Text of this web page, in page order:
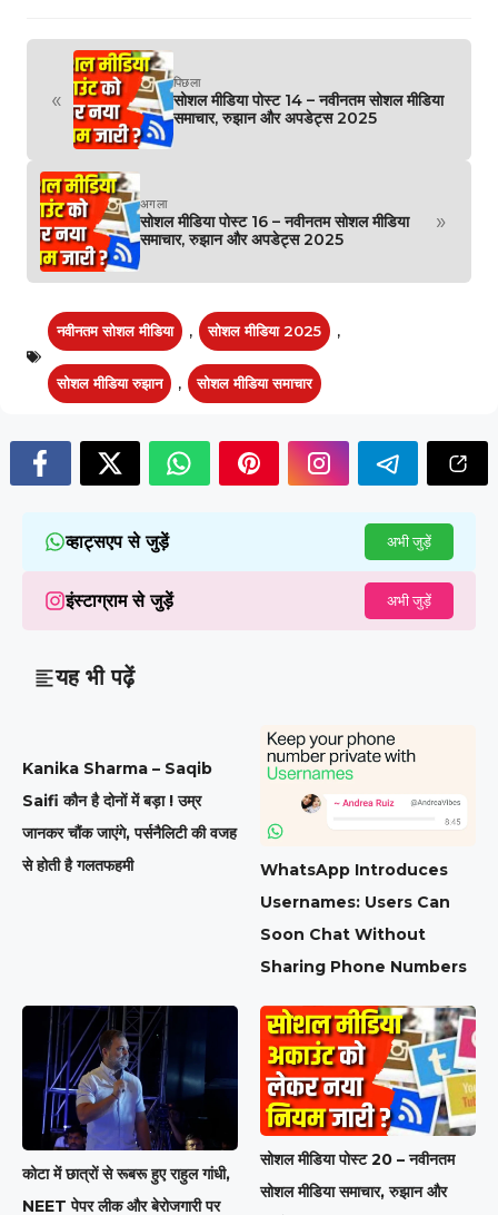
«
पिछला
सोशल मीडिया पोस्ट 14 – नवीनतम सोशल मीडिया
समाचार, रुझान और अपडेट्स 2025
अगला
सोशल मीडिया पोस्ट 16 – नवीनतम सोशल मीडिया
समाचार, रुझान और अपडेट्स 2025
»
नवीनतम सोशल मीडिया , सोशल मीडिया 2025 ,
सोशल मीडिया रुझान , सोशल मीडिया समाचार
व्हाट्सएप से जुड़ें अभी जुड़ें
इंस्टाग्राम से जुड़ें अभी जुड़ें
यह भी पढ़ें
Kanika Sharma – Saqib
Saifi कौन है दोनों में बड़ा ! उम्र
जानकर चौंक जाएंगे, पर्सनैलिटी की वजह
से होती है गलतफहमी
WhatsApp Introduces
Usernames: Users Can
Soon Chat Without
Sharing Phone Numbers
कोटा में छात्रों से रूबरू हुए राहुल गांधी,
NEET पेपर लीक और बेरोजगारी पर
सोशल मीडिया पोस्ट 20 – नवीनतम
सोशल मीडिया समाचार, रुझान और